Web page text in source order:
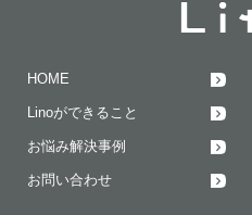
HOME
Linoができること
お悩み解決事例
お問い合わせ